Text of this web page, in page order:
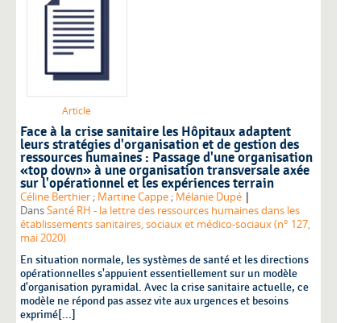
Article
Face à la crise sanitaire les Hôpitaux adaptent
leurs stratégies d'organisation et de gestion des
ressources humaines : Passage d'une organisation
«top down» à une organisation transversale axée
sur l'opérationnel et les expériences terrain
Céline Berthier ; Martine Cappe ; Mélanie Dupé |
DansSanté RH - la lettre des ressources humaines dans les
établissements sanitaires, sociaux et médico-sociaux (n° 127,
mai 2020)
En situation normale, les systèmes de santé et les directions
opérationnelles s'appuient essentiellement sur un modèle
d'organisation pyramidal. Avec la crise sanitaire actuelle, ce
modèle ne répond pas assez vite aux urgences et besoins
exprimé[...]